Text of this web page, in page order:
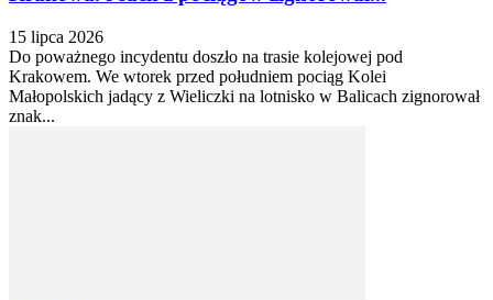
15 lipca 2026
Do poważnego incydentu doszło na trasie kolejowej pod
Krakowem. We wtorek przed południem pociąg Kolei
Małopolskich jadący z Wieliczki na lotnisko w Balicach zignorował
znak...